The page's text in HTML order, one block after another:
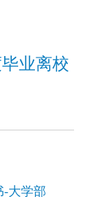
业离校
-大学部